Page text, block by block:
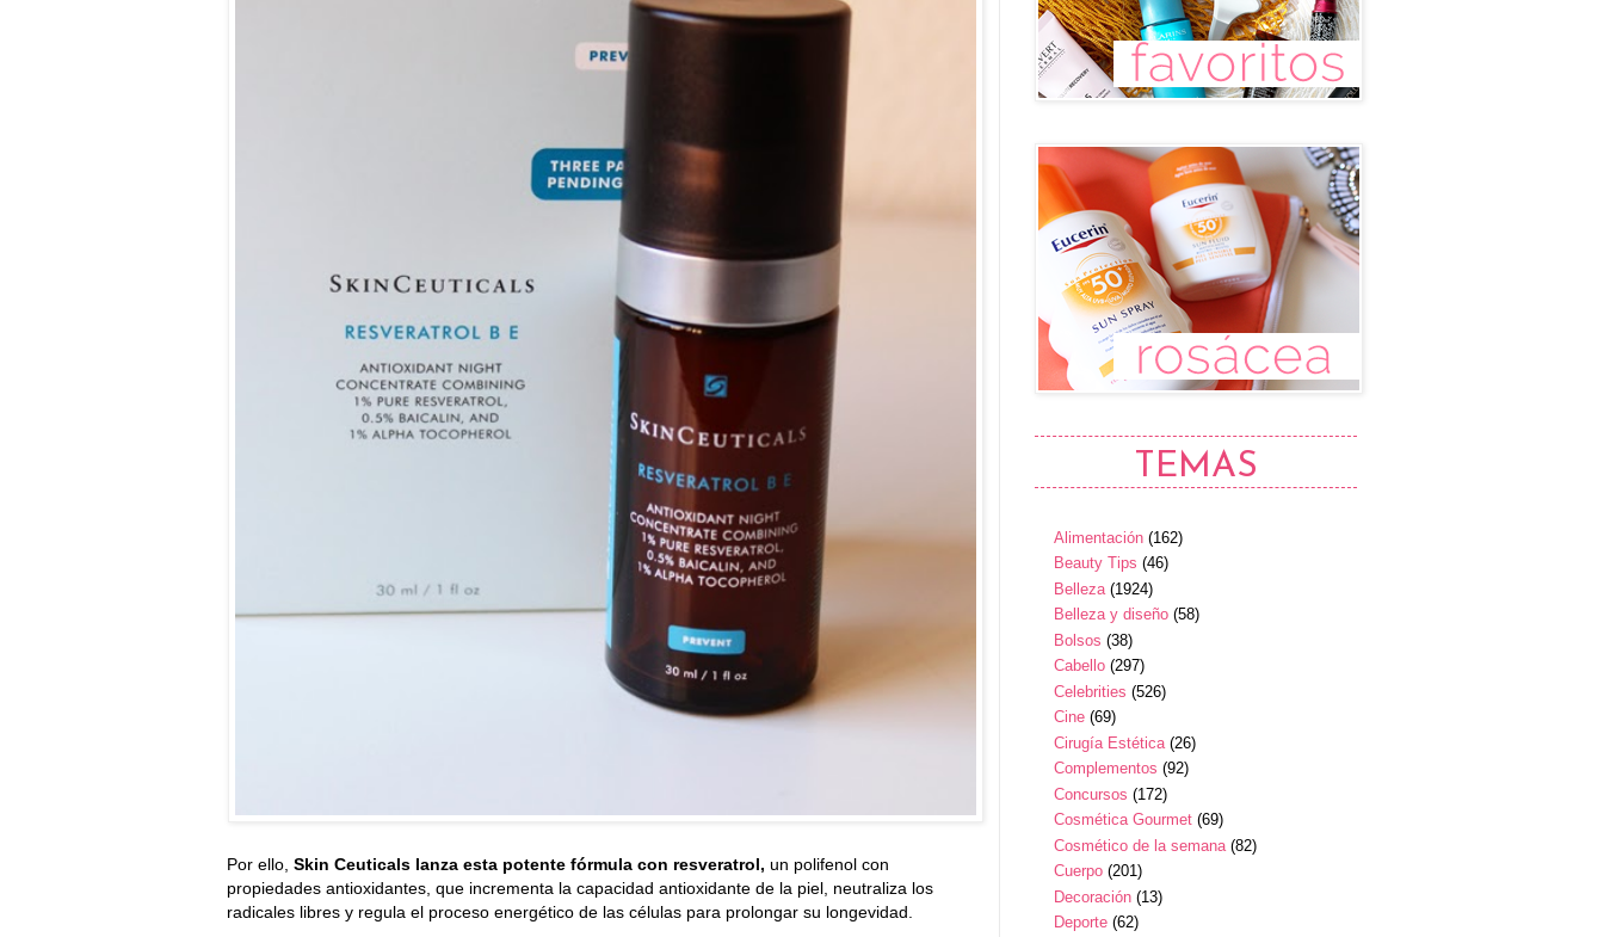
Por ello, Skin Ceuticals lanza esta potente fórmula con resveratrol, un polifenol con
propiedades antioxidantes, que incrementa la capacidad antioxidante de la piel, neutraliza los
radicales libres y regula el proceso energético de las células para prolongar su longevidad.
TEMAS
Alimentación (162)
Beauty Tips (46)
Belleza (1924)
Belleza y diseño (58)
Bolsos (38)
Cabello (297)
Celebrities (526)
Cine (69)
Cirugía Estética (26)
Complementos (92)
Concursos (172)
Cosmética Gourmet (69)
Cosmético de la semana (82)
Cuerpo (201)
Decoración (13)
Deporte (62)